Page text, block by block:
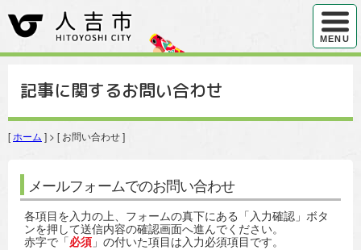
ハンバ
MENU
記事に関するお問い合わせ
[ ホーム ] > [ お問い合わせ ]
メールフォームでのお問い合わせ
各項目を入力の上、フォームの真下にある「入力確認」ボタ
ンを押して送信内容の確認画面へ進んでください。
赤字で「必須 」の付いた項目は入力必須項目です。